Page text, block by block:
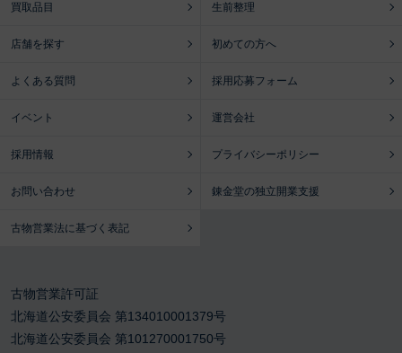
買取品目 生前整理
店舗を探す 初めての方へ
よくある質問 採用応募フォーム
イベント 運営会社
採用情報 プライバシーポリシー
お問い合わせ 錬金堂の独立開業支援
古物営業法に基づく表記
古物営業許可証
北海道公安委員会 第134010001379号
北海道公安委員会 第101270001750号